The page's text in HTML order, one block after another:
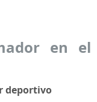
en el
deportivo